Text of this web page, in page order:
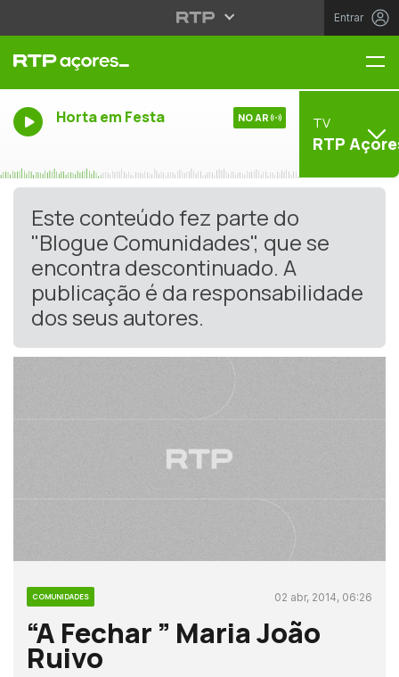
Entrar
Horta em Festa NO AR TV
RTP
Este conteúdo fez parte do
"Blogue Comunidades", que se
encontra descontinuado. A
publicação é da responsabilidade
dos seus autores.
COMUNIDADES 02 abr, 2014, 06:26
“A Fechar ” Maria João
Ruivo